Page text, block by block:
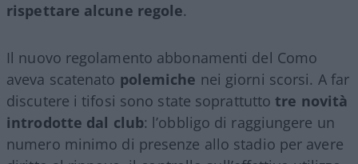
rispettare alcune regole.
Il nuovo regolamento abbonamenti del Como
aveva scatenato polemiche nei giorni scorsi. A far
discutere i tifosi sono state soprattutto tre novità
introdotte dal club: l’obbligo di raggiungere un
numero minimo di presenze allo stadio per avere